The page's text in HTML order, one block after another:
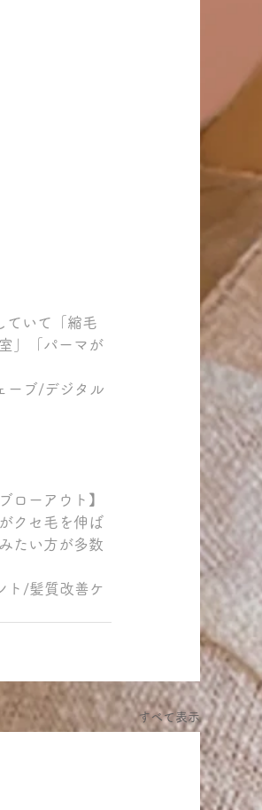
ていて「縮毛
」「パーマが
ーブ/デジタル
ローアウト】
クセ毛を伸ば
たい方が多数
ト/髪質改善ケ
すべて表示